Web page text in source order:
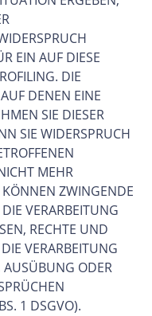
EIN AUF DIESE
DIE
DENEN EINE
SIE DIESER
SIE WIDERSPRUCH
MEHR
KÖNNEN ZWINGENDE
VERARBEITUNG
RECHTE UND
VERARBEITUNG
ODER
1 DSGVO).